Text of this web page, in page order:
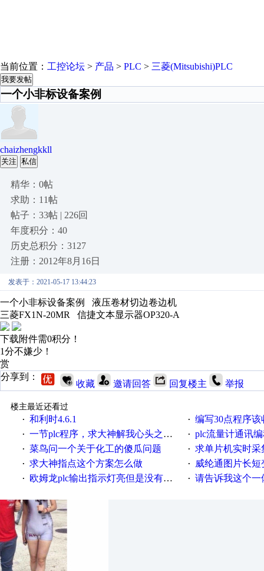
当前位置： 工控论坛 > 产品 > PLC > 三菱(Mitsubishi)PLC
我要发帖
一个小非标设备案例
chaizhengkkll
关注 私信
精华：0帖
求助：11帖
帖子：33帖 | 226回
年度积分：40
历史总积分：3127
注册：2012年8月16日
发表于：2021-05-17 13:44:23
一个小非标设备案例 液压卷材切边卷边机
三菱FX1N-20MR 信捷文本显示器OP320-A
下载附件需0积分！
1分不嫌少！
赏
分享到：
收藏 邀请回答 回复楼主 举报
楼主最近还看过
· 和利时4.6.1 · 编写30点程序
· 一节plc程序，求大神解我心头之惑，感谢 · plc流量计通讯
· 菜鸟问一个关于化工的傻瓜问题 · 求单片机实时采集多路AB
· 求大神指点这个方案怎么做 · 威纶通图片长
· 欧姆龙plc输出指示灯亮但是没有输出电压 · 请告诉我这个一体机的